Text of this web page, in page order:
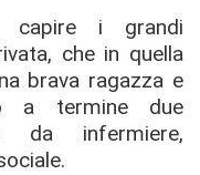
i grandi
che in quella
brava ragazza e
a termine due
da infermiere,